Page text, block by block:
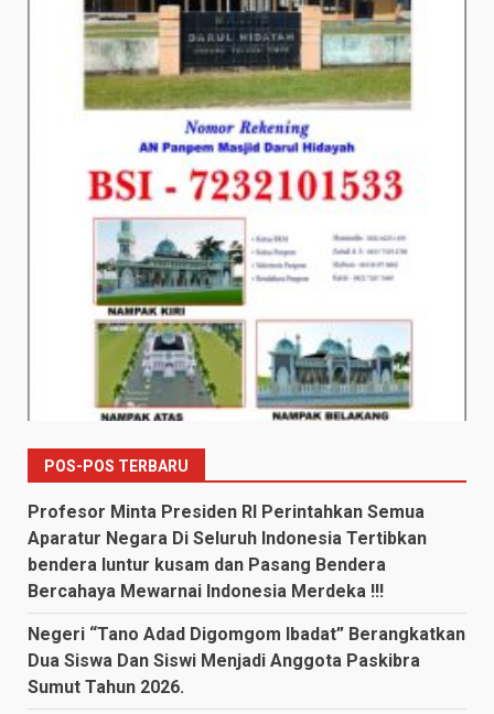
POS-POS TERBARU
Profesor Minta Presiden RI Perintahkan Semua
Aparatur Negara Di Seluruh Indonesia Tertibkan
bendera luntur kusam dan Pasang Bendera
Bercahaya Mewarnai Indonesia Merdeka !!!
Negeri “Tano Adad Digomgom Ibadat” Berangkatkan
Dua Siswa Dan Siswi Menjadi Anggota Paskibra
Sumut Tahun 2026.